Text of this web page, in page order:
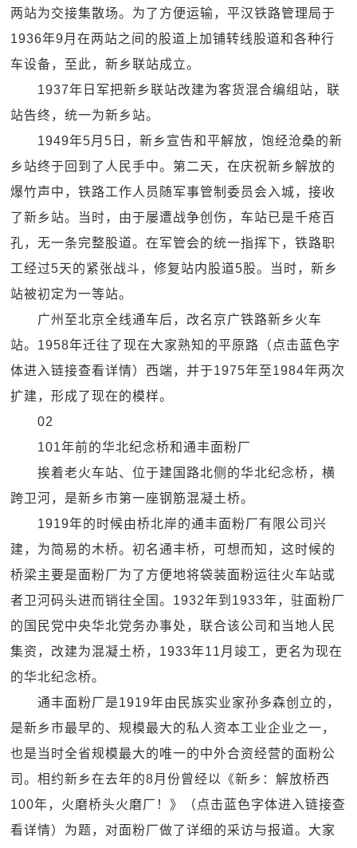
两站为交接集散场。为了方便运输，平汉铁路管理局于
1936年9月在两站之间的股道上加铺转线股道和各种行
车设备，至此，新乡联站成立。
1937年日军把新乡联站改建为客货混合编组站，联
站告终，统一为新乡站。
1949年5月5日，新乡宣告和平解放，饱经沧桑的新
乡站终于回到了人民手中。第二天，在庆祝新乡解放的
爆竹声中，铁路工作人员随军事管制委员会入城，接收
了新乡站。当时，由于屡遭战争创伤，车站已是千疮百
孔，无一条完整股道。在军管会的统一指挥下，铁路职
工经过5天的紧张战斗，修复站内股道5股。当时，新乡
站被初定为一等站。
广州至北京全线通车后，改名京广铁路新乡火车
站。1958年迁往了现在大家熟知的平原路（点击蓝色字
体进入链接查看详情）西端，并于1975年至1984年两次
扩建，形成了现在的模样。
02
101年前的华北纪念桥和通丰面粉厂
挨着老火车站、位于建国路北侧的华北纪念桥，横
跨卫河，是新乡市第一座钢筋混凝土桥。
1919年的时候由桥北岸的通丰面粉厂有限公司兴
建，为简易的木桥。初名通丰桥，可想而知，这时候的
桥梁主要是面粉厂为了方便地将袋装面粉运往火车站或
者卫河码头进而销往全国。1932年到1933年，驻面粉厂
的国民党中央华北党务办事处，联合该公司和当地人民
集资，改建为混凝土桥，1933年11月竣工，更名为现在
的华北纪念桥。
通丰面粉厂是1919年由民族实业家孙多森创立的，
是新乡市最早的、规模最大的私人资本工业企业之一，
也是当时全省规模最大的唯一的中外合资经营的面粉公
司。相约新乡在去年的8月份曾经以《新乡：解放桥西
100年，火磨桥头火磨厂！》（点击蓝色字体进入链接查
看详情）为题，对面粉厂做了详细的采访与报道。大家